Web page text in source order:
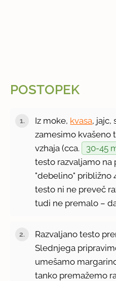
POSTOPEK
Iz moke, kvasa, jajc,
zamesimo kvašeno
vzhaja (cca.
30-45
testo razvaljamo na
"debelino" približno
testo ni ne preveč
tudi ne premalo –
Razvaljano testo
Slednjega
umešamo
tanko premažemo